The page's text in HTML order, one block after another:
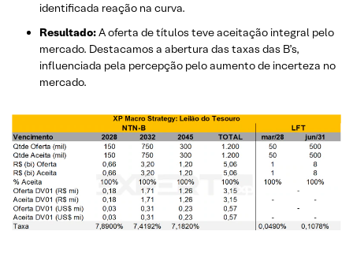
identificada reação na curva.
Resultado:A oferta de títulos teve aceitação integral pelo
mercado. Destacamos a abertura das taxas das B’s,
influenciada pela percepção pelo aumento de incerteza no
mercado.